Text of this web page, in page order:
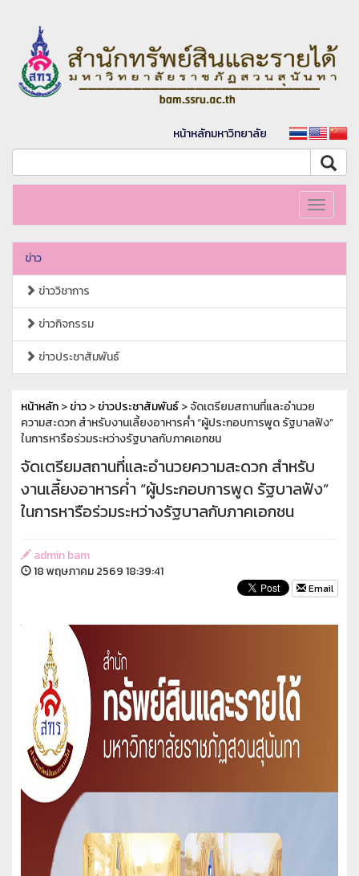
หน้าหลักมหาวิทยาลัย
Toggle
ข่าว
ข่าววิชาการ
ข่าวกิจกรรม
ข่าวประชาสัมพันธ์
หน้าหลัก>ข่าว>ข่าวประชาสัมพันธ์> จัดเตรียมสถานที่และอำนวย
ความสะดวก สำหรับงานเลี้ยงอาหารค่ำ “ผู้ประกอบการพูด รัฐบาลฟัง”
ในการหารือร่วมระหว่างรัฐบาลกับภาคเอกชน
จัดเตรียมสถานที่และอำนวยความสะดวก สำหรับ
งานเลี้ยงอาหารค่ำ “ผู้ประกอบการพูด รัฐบาลฟัง”
ในการหารือร่วมระหว่างรัฐบาลกับภาคเอกชน
admin bam
18 พฤษภาคม 2569 18:39:41
Email